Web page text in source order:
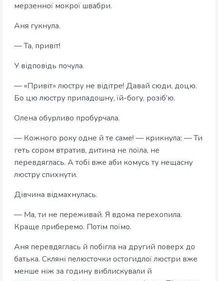
мерзенної мокрої швабри.
Аня гукнула.
— Та, привіт!
У відповідь почула.
— «Привіт» люстру не відітре! Давай сюди, доцю.
Бо цю люстру припадошну, їй-богу, розіб’ю.
Олена обурливо пробурчала.
— Кожного року одне й те саме! — крикнула: — Ти
геть сором втратив, дитина не поїла, не
перевдяглась. А тобі вже аби комусь ту нещасну
люстру спихнути.
Дівчина відмахнулась.
— Ма, ти не переживай. Я вдома перехопила.
Краще приберемо. Потім поїмо.
Аня перевдяглась й побігла на другий поверх до
батька. Скляні пелюсточки остогидлої люстри вже
менше ніж за годину виблискували й